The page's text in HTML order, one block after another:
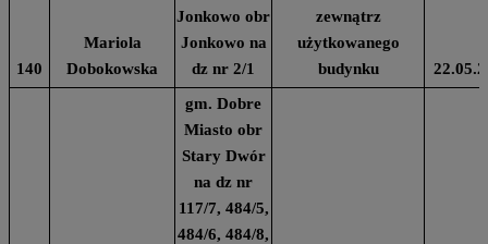
140
Mariola
Dobokowska
Jonkowo obr
Jonkowo na
dz nr 2/1
zewnątrz
użytkowanego
budynku
gm. Dobre
Miasto obr
Stary Dwór
na dz nr
117/7, 484/5,
484/6, 484/8,